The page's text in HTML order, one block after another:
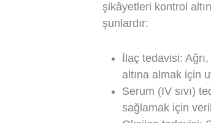
şikâyetleri kontrol
şunlardır:
İlaç tedavisi:
altına almak için
Serum (IV sıvı)
sağlamak için